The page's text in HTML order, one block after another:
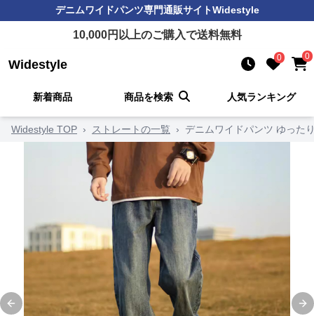
デニムワイドパンツ専門通販サイトWidestyle
10,000円以上のご購入で送料無料
Widestyle 0 0
新着商品 商品を検索 人気ランキング
Widestyle TOP › ストレートの一覧 › デニムワイドパンツ ゆった
Previous slide